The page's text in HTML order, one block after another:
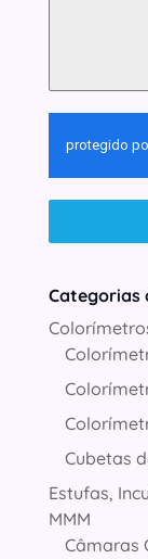
Categorias
Cubetas
Estufas,
MMM
Câmaras